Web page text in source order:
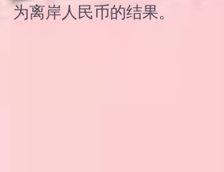
为离岸人民币的结果。